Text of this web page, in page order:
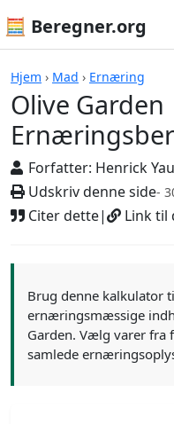
🧮 Beregner.org
Hjem › Mad › Ernæring
Olive Garden
Forfatter: Henrick Yau
Udskriv denne side-
Citer dette| Link til
Beregnere
Brug denne kalkulator
ernæringsmæssige
Garden. Vælg varer fra
samlede